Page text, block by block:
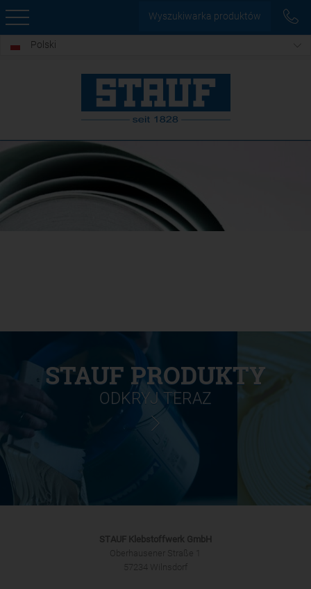
Wyszukiwarka produktów
Polski
STAUF PRODUKTY
ODKRYJ TERAZ
STAUF Klebstoffwerk GmbH
Oberhausener Straße 1
57234 Wilnsdorf